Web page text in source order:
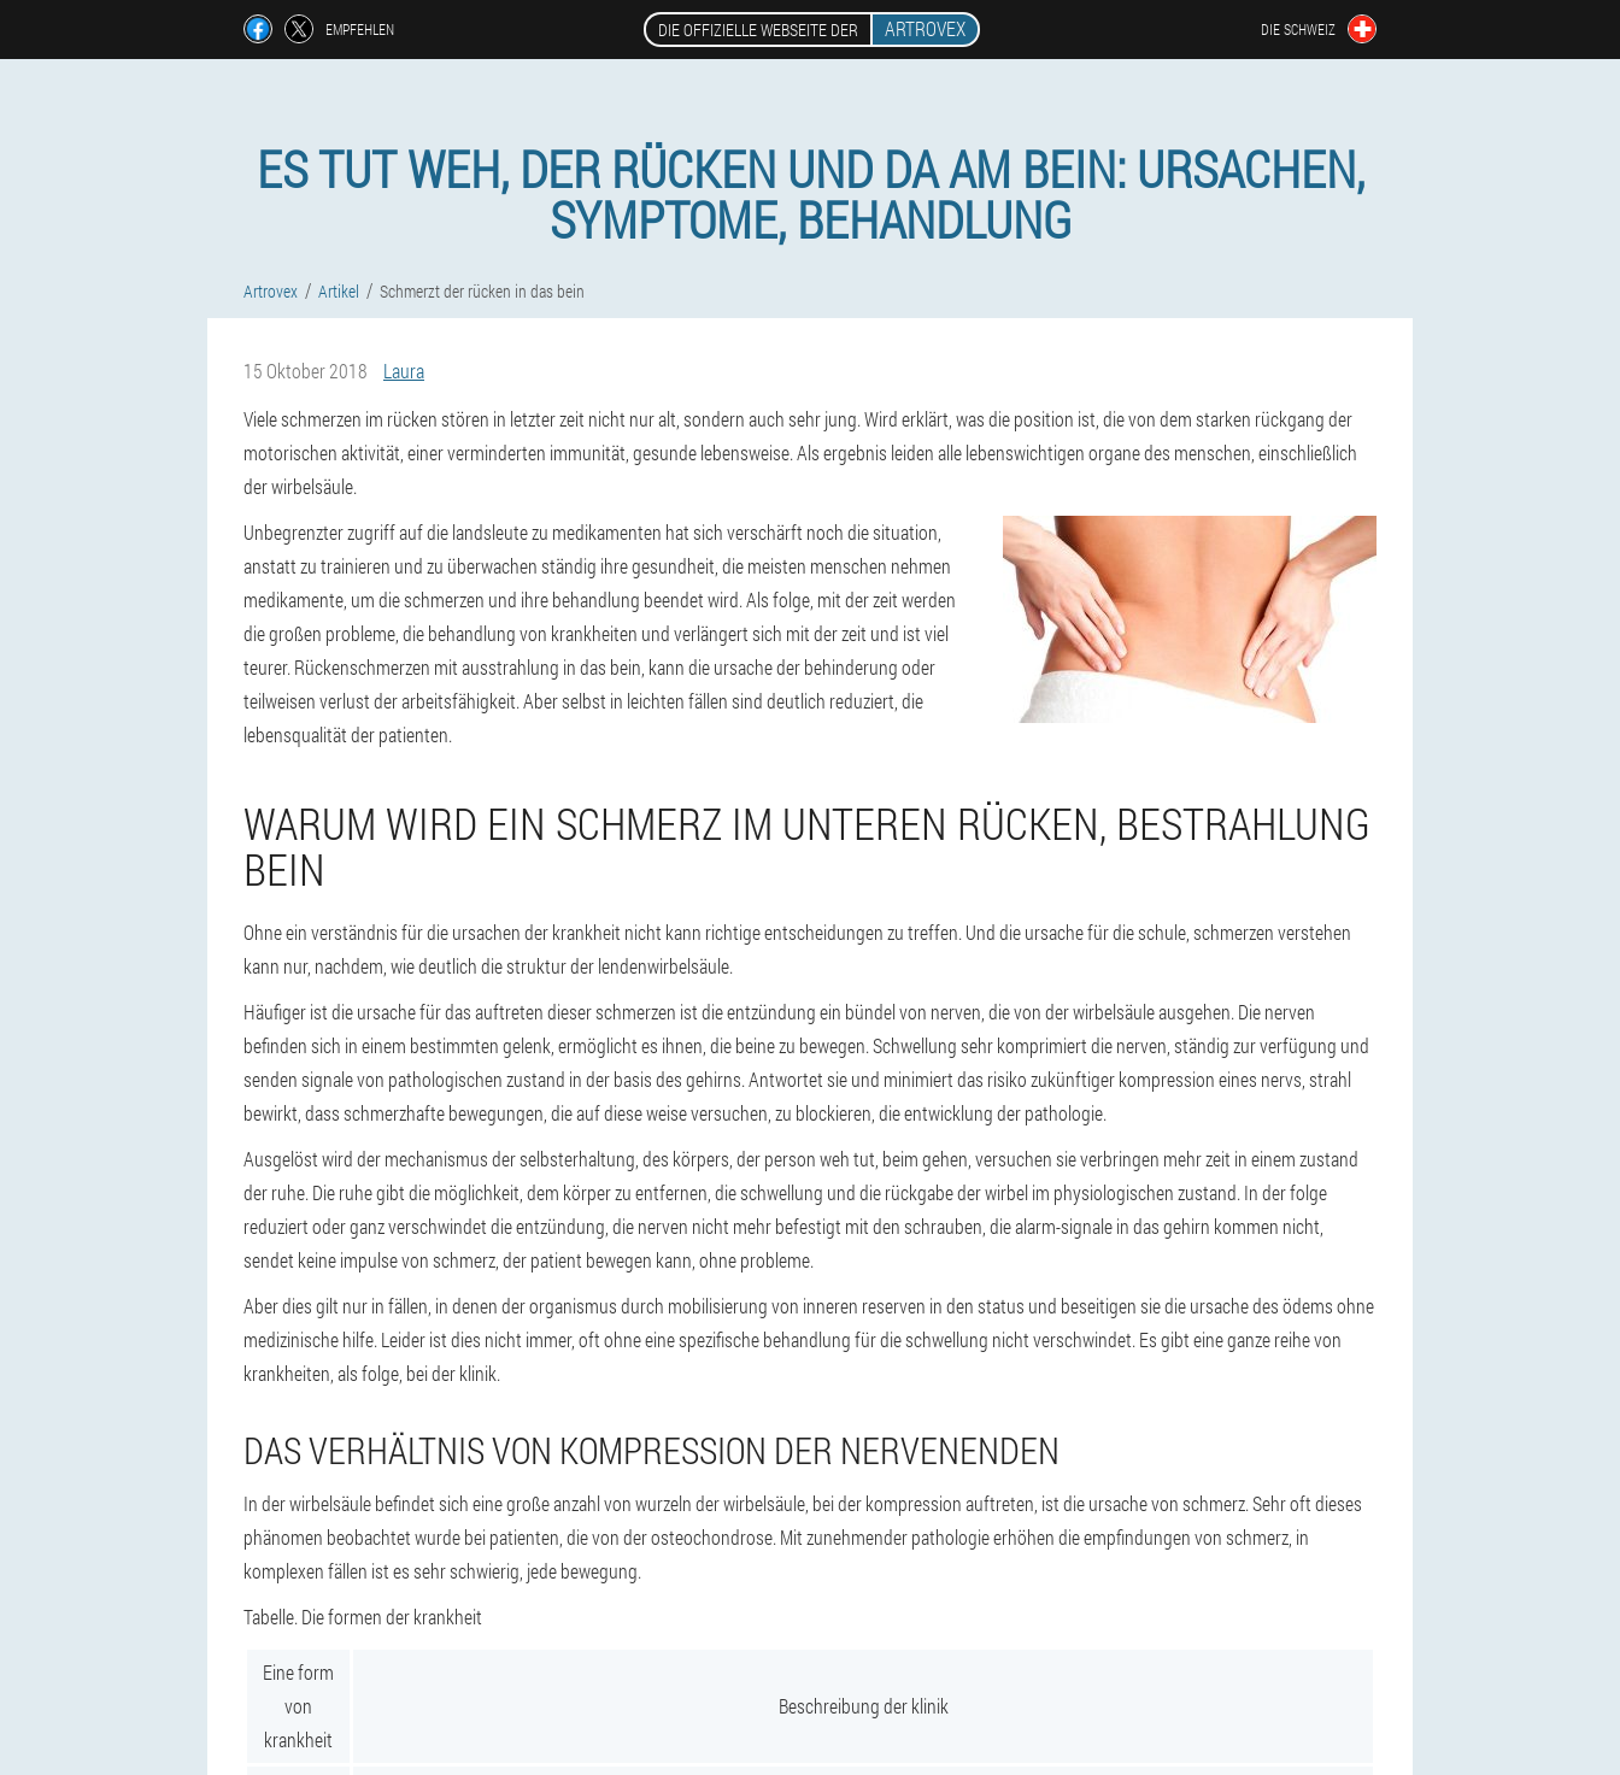
EMPFEHLEN DIE OFFIZIELLE WEBSEITE DER ARTROVEX DIE SCHWEIZ
ES TUT WEH, DER RÜCKEN UND DA AM BEIN: URSACHEN,
SYMPTOME, BEHANDLUNG
Artrovex Artikel Schmerzt der rücken in das bein
15 Oktober 2018
Laura
Viele schmerzen im rücken stören in letzter zeit nicht nur alt, sondern auch sehr jung. Wird erklärt, was die position ist, die von dem starken rückgang der
motorischen aktivität, einer verminderten immunität, gesunde lebensweise. Als ergebnis leiden alle lebenswichtigen organe des menschen, einschließlich
der wirbelsäule.
Unbegrenzter zugriff auf die landsleute zu medikamenten hat sich verschärft noch die situation,
anstatt zu trainieren und zu überwachen ständig ihre gesundheit, die meisten menschen nehmen
medikamente, um die schmerzen und ihre behandlung beendet wird. Als folge, mit der zeit werden
die großen probleme, die behandlung von krankheiten und verlängert sich mit der zeit und ist viel
teurer. Rückenschmerzen mit ausstrahlung in das bein, kann die ursache der behinderung oder
teilweisen verlust der arbeitsfähigkeit. Aber selbst in leichten fällen sind deutlich reduziert, die
lebensqualität der patienten.
WARUM WIRD EIN SCHMERZ IM UNTEREN RÜCKEN, BESTRAHLUNG
BEIN
Ohne ein verständnis für die ursachen der krankheit nicht kann richtige entscheidungen zu treffen. Und die ursache für die schule, schmerzen verstehen
kann nur, nachdem, wie deutlich die struktur der lendenwirbelsäule.
Häufiger ist die ursache für das auftreten dieser schmerzen ist die entzündung ein bündel von nerven, die von der wirbelsäule ausgehen. Die nerven
befinden sich in einem bestimmten gelenk, ermöglicht es ihnen, die beine zu bewegen. Schwellung sehr komprimiert die nerven, ständig zur verfügung und
senden signale von pathologischen zustand in der basis des gehirns. Antwortet sie und minimiert das risiko zukünftiger kompression eines nervs, strahl
bewirkt, dass schmerzhafte bewegungen, die auf diese weise versuchen, zu blockieren, die entwicklung der pathologie.
Ausgelöst wird der mechanismus der selbsterhaltung, des körpers, der person weh tut, beim gehen, versuchen sie verbringen mehr zeit in einem zustand
der ruhe. Die ruhe gibt die möglichkeit, dem körper zu entfernen, die schwellung und die rückgabe der wirbel im physiologischen zustand. In der folge
reduziert oder ganz verschwindet die entzündung, die nerven nicht mehr befestigt mit den schrauben, die alarm-signale in das gehirn kommen nicht,
sendet keine impulse von schmerz, der patient bewegen kann, ohne probleme.
Aber dies gilt nur in fällen, in denen der organismus durch mobilisierung von inneren reserven in den status und beseitigen sie die ursache des ödems ohne
medizinische hilfe. Leider ist dies nicht immer, oft ohne eine spezifische behandlung für die schwellung nicht verschwindet. Es gibt eine ganze reihe von
krankheiten, als folge, bei der klinik.
DAS VERHÄLTNIS VON KOMPRESSION DER NERVENENDEN
In der wirbelsäule befindet sich eine große anzahl von wurzeln der wirbelsäule, bei der kompression auftreten, ist die ursache von schmerz. Sehr oft dieses
phänomen beobachtet wurde bei patienten, die von der osteochondrose. Mit zunehmender pathologie erhöhen die empfindungen von schmerz, in
komplexen fällen ist es sehr schwierig, jede bewegung.
Tabelle. Die formen der krankheit
Eine form
von
krankheit
Beschreibung der klinik